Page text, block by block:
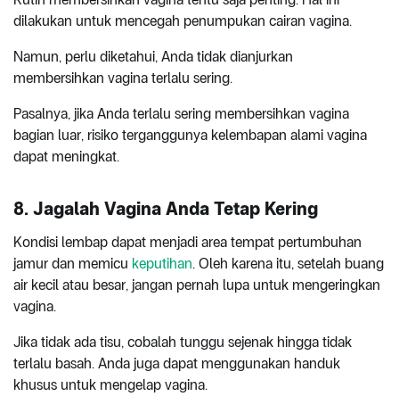
dilakukan untuk mencegah penumpukan cairan vagina.
Namun, perlu diketahui, Anda tidak dianjurkan
membersihkan vagina terlalu sering.
Pasalnya, jika Anda terlalu sering membersihkan vagina
bagian luar, risiko terganggunya kelembapan alami vagina
dapat meningkat.
8. Jagalah Vagina Anda Tetap Kering
Kondisi lembap dapat menjadi area tempat pertumbuhan
jamur dan memicu keputihan. Oleh karena itu, setelah buang
air kecil atau besar, jangan pernah lupa untuk mengeringkan
vagina.
Jika tidak ada tisu, cobalah tunggu sejenak hingga tidak
terlalu basah. Anda juga dapat menggunakan handuk
khusus untuk mengelap vagina.